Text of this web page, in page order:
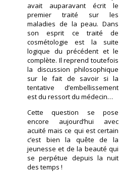
avait auparavant écrit le
premier traité sur les
maladies de la peau. Dans
son esprit ce traité de
cosmétologie est la suite
logique du précédent et le
complète. Il reprend toutefois
la discussion philosophique
sur le fait de savoir si la
tentative d’embellissement
est du ressort du médecin…
Cette question se pose
encore aujourd’hui avec
acuité mais ce qui est certain
c’est bien la quête de la
jeunesse et de la beauté qui
se perpétue depuis la nuit
des temps !